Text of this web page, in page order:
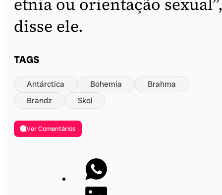
disse ele.
TAGS
Antárctica Bohemia
Brahma
Brandz
Skol
Ver Comentários